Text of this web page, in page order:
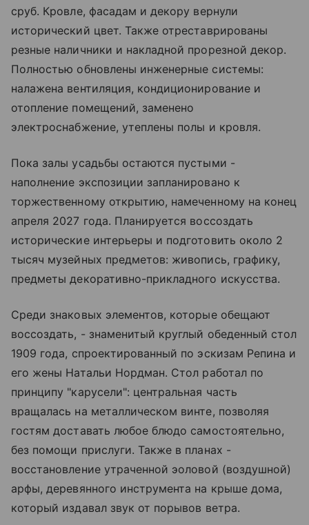
сруб. Кровле, фасадам и декору вернули
исторический цвет. Также отреставрированы
резные наличники и накладной прорезной декор.
Полностью обновлены инженерные системы:
налажена вентиляция, кондиционирование и
отопление помещений, заменено
электроснабжение, утеплены полы и кровля.
Пока залы усадьбы остаются пустыми -
наполнение экспозиции запланировано к
торжественному открытию, намеченному на конец
апреля 2027 года. Планируется воссоздать
исторические интерьеры и подготовить около 2
тысяч музейных предметов: живопись, графику,
предметы декоративно-прикладного искусства.
Среди знаковых элементов, которые обещают
воссоздать, - знаменитый круглый обеденный стол
1909 года, спроектированный по эскизам Репина и
его жены Натальи Нордман. Стол работал по
принципу "карусели": центральная часть
вращалась на металлическом винте, позволяя
гостям доставать любое блюдо самостоятельно,
без помощи прислуги. Также в планах -
восстановление утраченной эоловой (воздушной)
арфы, деревянного инструмента на крыше дома,
который издавал звук от порывов ветра.